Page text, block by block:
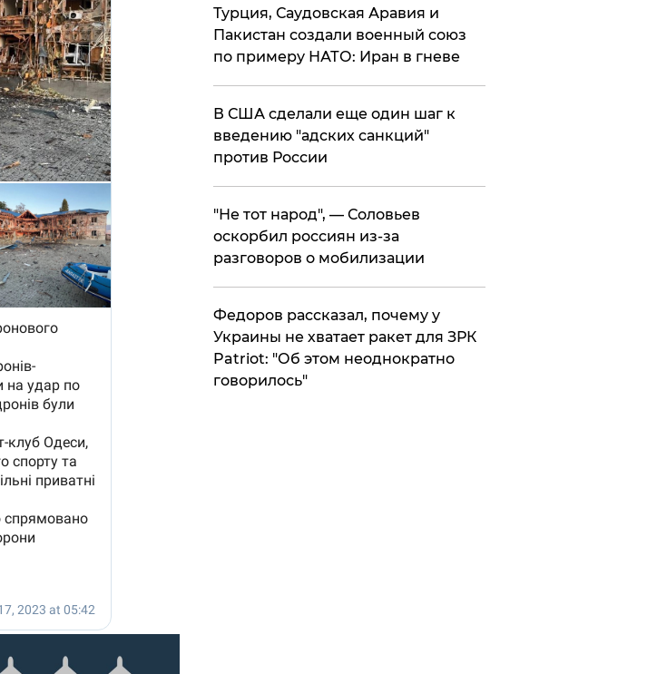
Турция, Саудовская Аравия и
Пакистан создали военный союз
по примеру НАТО: Иран в гневе
В США сделали еще один шаг к
введению "адских санкций"
против России
​"Не тот народ", — Соловьев
оскорбил россиян из-за
разговоров о мобилизации
Федоров рассказал, почему у
Украины не хватает ракет для ЗРК
Patriot: "Об этом неоднократно
говорилось"